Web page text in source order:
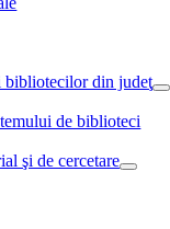
bibliotecilor din judeţ
de biblioteci
şi de cercetare